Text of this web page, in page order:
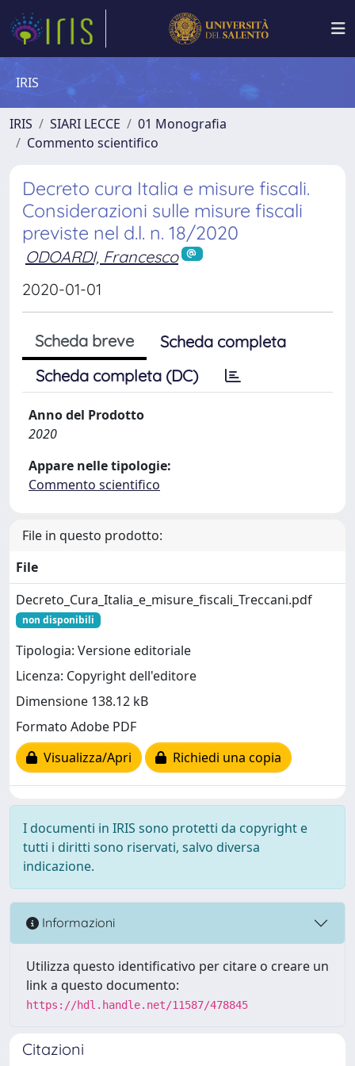
IRIS
IRIS SIARI LECCE
01 Monografia
Commento scientifico
Decreto cura Italia e misure fiscali.
Considerazioni sulle misure fiscali
previste nel d.l. n. 18/2020
ODOARDI, Francesco
2020-01-01
Scheda breve
Scheda completa
Scheda completa (DC)
Anno del Prodotto
2020
Appare nelle tipologie:
Commento scientifico
File in questo prodotto:
File
Decreto_Cura_Italia_e_misure_fiscali_Treccani.pdf
non disponibili
Tipologia: Versione editoriale
Licenza: Copyright dell'editore
Dimensione 138.12 kB
Formato Adobe PDF
Visualizza/Apri
Richiedi una copia
I documenti in IRIS sono protetti da copyright e
tutti i diritti sono riservati, salvo diversa
indicazione.
Informazioni
Utilizza questo identificativo per citare o creare un
link a questo documento:
https://hdl.handle.net/11587/478845
Citazioni